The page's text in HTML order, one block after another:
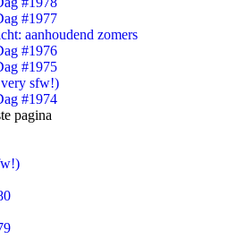
#1977
aanhoudend zomers
#1976
#1975
sfw!)
#1974
pagina